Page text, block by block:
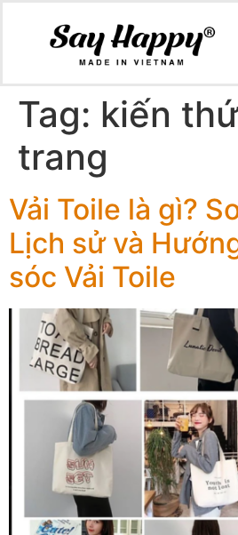
Tag: kiến
trang
Vải Toile là gì?
Lịch sử và
sóc Vải Toile